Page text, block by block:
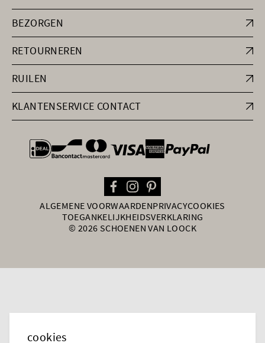
BEZORGEN
RETOURNEREN
RUILEN
KLANTENSERVICE CONTACT
general.paymentOptions
ALGEMENE VOORWAARDENPRIVACYCOOKIES
TOEGANKELIJKHEIDSVERKLARING
© 2026 SCHOENEN VAN LOOCK
cookies